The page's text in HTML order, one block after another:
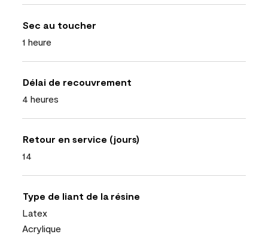
Sec au toucher
1 heure
Délai de recouvrement
4 heures
Retour en service (jours)
14
Type de liant de la résine
Latex
Acrylique